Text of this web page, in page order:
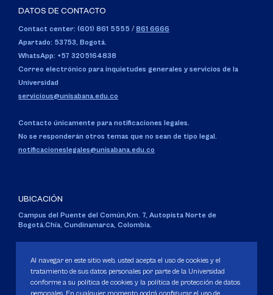
DATOS DE CONTACTO
Contact center: (601) 861 5555 / 861 6666
Apartado: 53753, Bogotá.
WhatsApp: +57 3205164838
Correo electrónico para inquietudes generales y servicios de la
Universidad
servicious@unisabana.edu.co
Contacto únicamente para notificaciones legales.
No se responderán otros temas que no sean de tipo legal.
notificacioneslegales@unisabana.edu.co
UBICACIÓN
Campus del Puente del Común, Km. 7, Autopista Norte de
Bogotá.Chía, Cundinamarca, Colombia.
Personería Jurídica:Resolución 130 del 14 de enero de 1980.
Ministerio de Educación Nacional.
Al navegar en este sitio web, usted acepta el uso de cookies y el
tratamiento de sus datos personales por parte de la Universidad
conforme a su política de cookies y la política de protección de datos